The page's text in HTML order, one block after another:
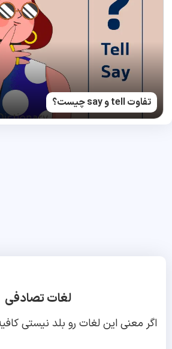
تفاوت tell و say چیست؟
لغات تصادفی
اگر معنی این لغات رو بلد نیستی